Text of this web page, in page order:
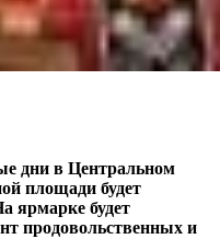
дни в Центральном
площади будет
ярмарке будет
продовольственных и